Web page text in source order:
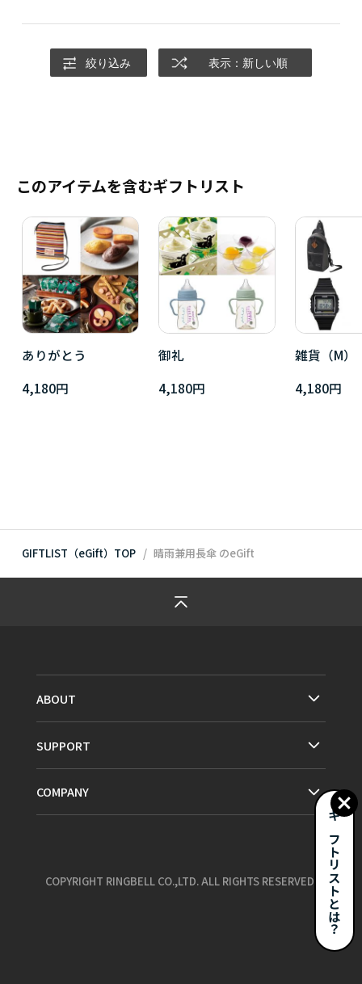
絞り込み 表示：新しい順
このアイテムを含むギフトリスト
ありがとう
4,180円
御礼
4,180円
雑貨（M）
4,180円
GIFTLIST（eGift）TOP 晴雨兼用長傘 のeGift
ギフトリストとは？
ABOUT
SUPPORT
COMPANY
COPYRIGHT RINGBELL CO.,LTD. ALL RIGHTS RESERVED.